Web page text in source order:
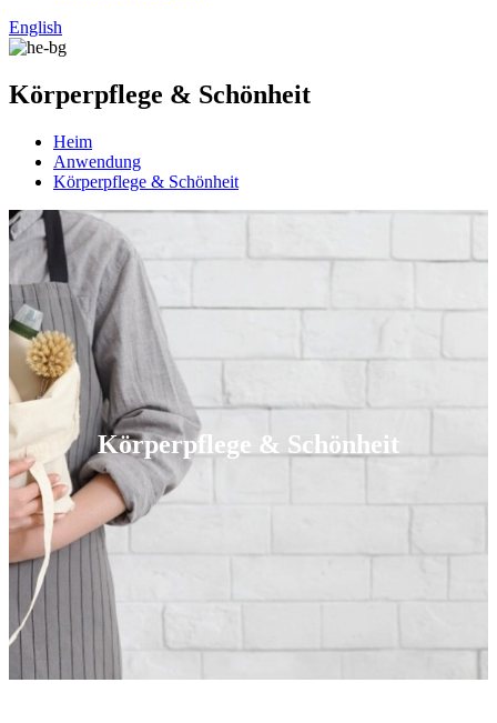
English
Körperpflege & Schönheit
Heim
Anwendung
Körperpflege & Schönheit
Körperpflege & Schönheit